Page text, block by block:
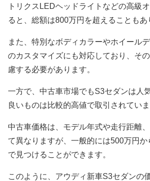
トリクスLEDヘッドライトなどの高級
ると、総額は800万円を超えることもあ
また、特別なボディカラーやホイール
のカスタマイズにも対応しており、そ
慮する必要があります。
一方で、中古車市場でもS3セダンは人
良いものは比較的高値で取引されていま
中古車価格は、モデル年式や走行距離
て異なりますが、一般的には500万円か
で見つけることができます。
このように、アウディ新車S3セダンの